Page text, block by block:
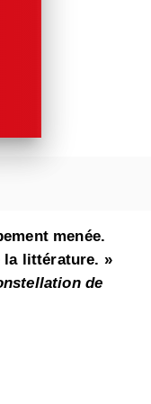
menée.
la littérature. »
de